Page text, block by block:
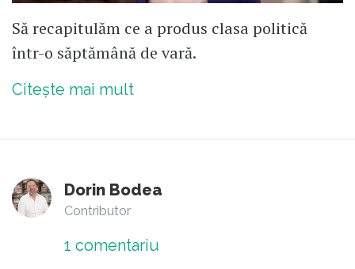
Să recapitulăm ce a produs clasa politică
într-o săptămână de vară.
Citește mai mult
Dorin Bodea
Contributor
1 comentariu